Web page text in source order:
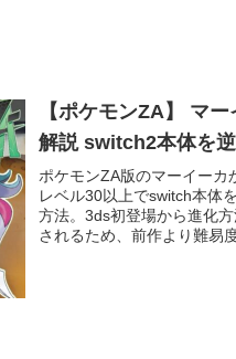
【ポケモンZA】 マ
解説 switch2本体
ポケモンZA版のマーイーカ
レベル30以上でswitch本体
方法。3ds初登場から進化
されるため、前作より難易